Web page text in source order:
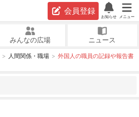
会員登録
お知らせ メニュー
みんなの広場 ニュース
人間関係・職場
外国人の職員の記録や報告書